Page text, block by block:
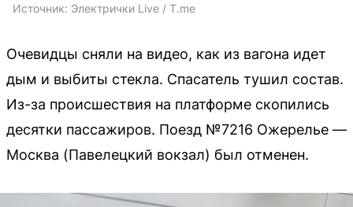
Источник: Электрички Live / T.me
Очевидцы сняли на видео, как из вагона идет
дым и выбиты стекла. Спасатель тушил состав.
Из-за происшествия на платформе скопились
десятки пассажиров. Поезд №7216 Ожерелье —
Москва (Павелецкий вокзал) был отменен.